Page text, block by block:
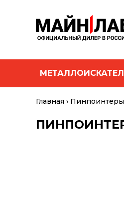
Главная Пинпоинтеры
ПИНПОИНТЕР